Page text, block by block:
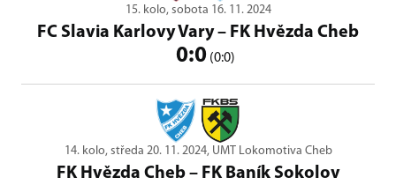
15. kolo, sobota 16. 11. 2024
FC Slavia Karlovy Vary– FK Hvězda Cheb
0:0 (0:0)
14. kolo, středa 20. 11. 2024, UMT Lokomotiva Cheb
FK Hvězda Cheb– FK Baník Sokolov